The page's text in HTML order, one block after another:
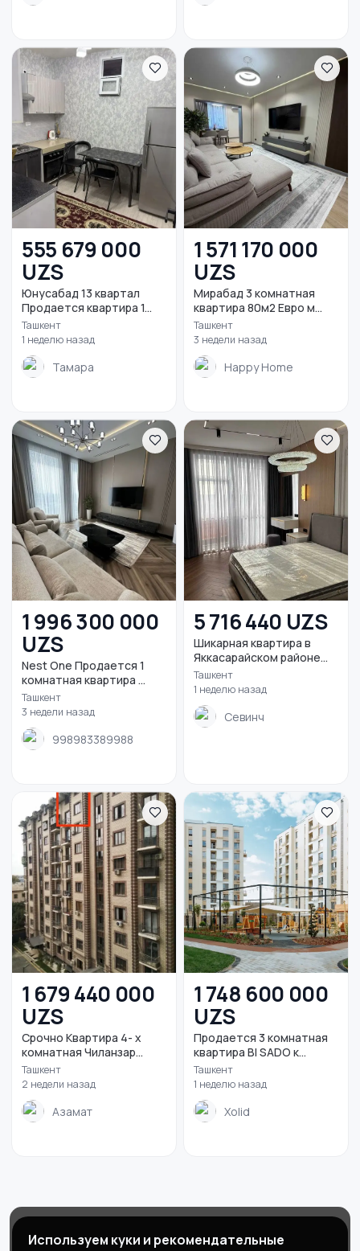
555 679 000
UZS
Юнусабад 13 квартал
Продается квартира 1...
Ташкент
1 неделю назад
Тамара
1 571 170 000
UZS
Мирабад 3 комнатная
квартира 80м2 Евро м...
Ташкент
3 недели назад
Happy Home
1 996 300 000
UZS
Nest One Продается 1
комнатная квартира ...
Ташкент
3 недели назад
998983389988
5 716 440 UZS
Шикарная квартира в
Яккасарайском районе...
Ташкент
1 неделю назад
Севинч
1 679 440 000
UZS
Срочно Квартира 4- х
комнатная Чиланзар...
Ташкент
2 недели назад
Азамат
1 748 600 000
UZS
Продается 3 комнатная
квартира BI SADO к...
Ташкент
1 неделю назад
Xolid
Магазины Блог
О нас
Используем куки и рекомендательные